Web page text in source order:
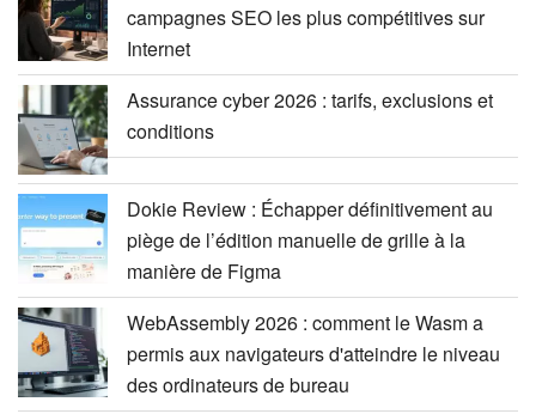
campagnes SEO les plus compétitives sur
Internet
Assurance cyber 2026 : tarifs, exclusions et
conditions
Dokie Review : Échapper définitivement au
piège de l’édition manuelle de grille à la
manière de Figma
WebAssembly 2026 : comment le Wasm a
permis aux navigateurs d'atteindre le niveau
des ordinateurs de bureau